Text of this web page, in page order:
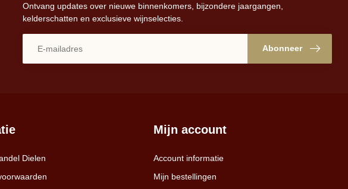
Ontvang updates over nieuwe binnenkomers, bijzondere jaargangen,
kelderschatten en exclusieve wijnselecties.
Abonneer
Dielen
Mijn account
Account informatie
Mijn bestellingen